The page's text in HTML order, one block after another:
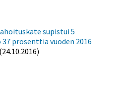
supistui 5
prosenttia vuoden 2016
(24.10.2016)